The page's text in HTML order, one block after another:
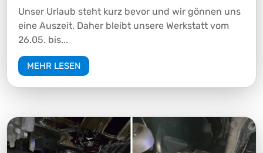
Unser Urlaub steht kurz bevor und wir gönnen uns
eine Auszeit. Daher bleibt unsere Werkstatt vom
26.05. bis...
MEHR LESEN